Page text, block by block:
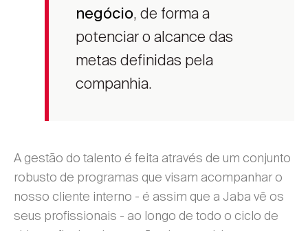
negócio, de forma a
potenciar o alcance das
metas definidas pela
companhia.
A gestão do talento é feita através de um conjunto
robusto de programas que visam acompanhar o
nosso cliente interno - é assim que a Jaba vê os
seus profissionais - ao longo de todo o ciclo de